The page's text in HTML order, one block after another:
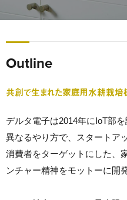
Outline
共創で生まれた家庭用水耕栽培
デルタ電子は2014年にIoT部
異なるやり方で、スタートア
消費者をターゲットにした、
ンチャー精神をモットーに開